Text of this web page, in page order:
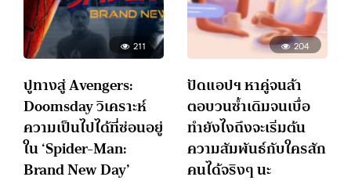
211
ปูทางสู่ Avengers:
Doomsday วิเคราะห์
ความเป็นไปได้ที่ซ่อนอยู่
ใน ‘Spider-Man:
Brand New Day’
204
ปัดแอปฯ หาคู่จนล้า
ตอบวนซ้ำเดิมจนเบื่อ
ทำยังไงถึงจะเริ่มต้น
ความสัมพันธ์กับใครสัก
คนได้จริงๆ นะ